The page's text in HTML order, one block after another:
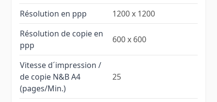
Résolution en ppp
1200 x 1200
Résolution de copie en
ppp
600 x 600
Vitesse d´impression /
de copie N&B A4
(pages/Min.)
25